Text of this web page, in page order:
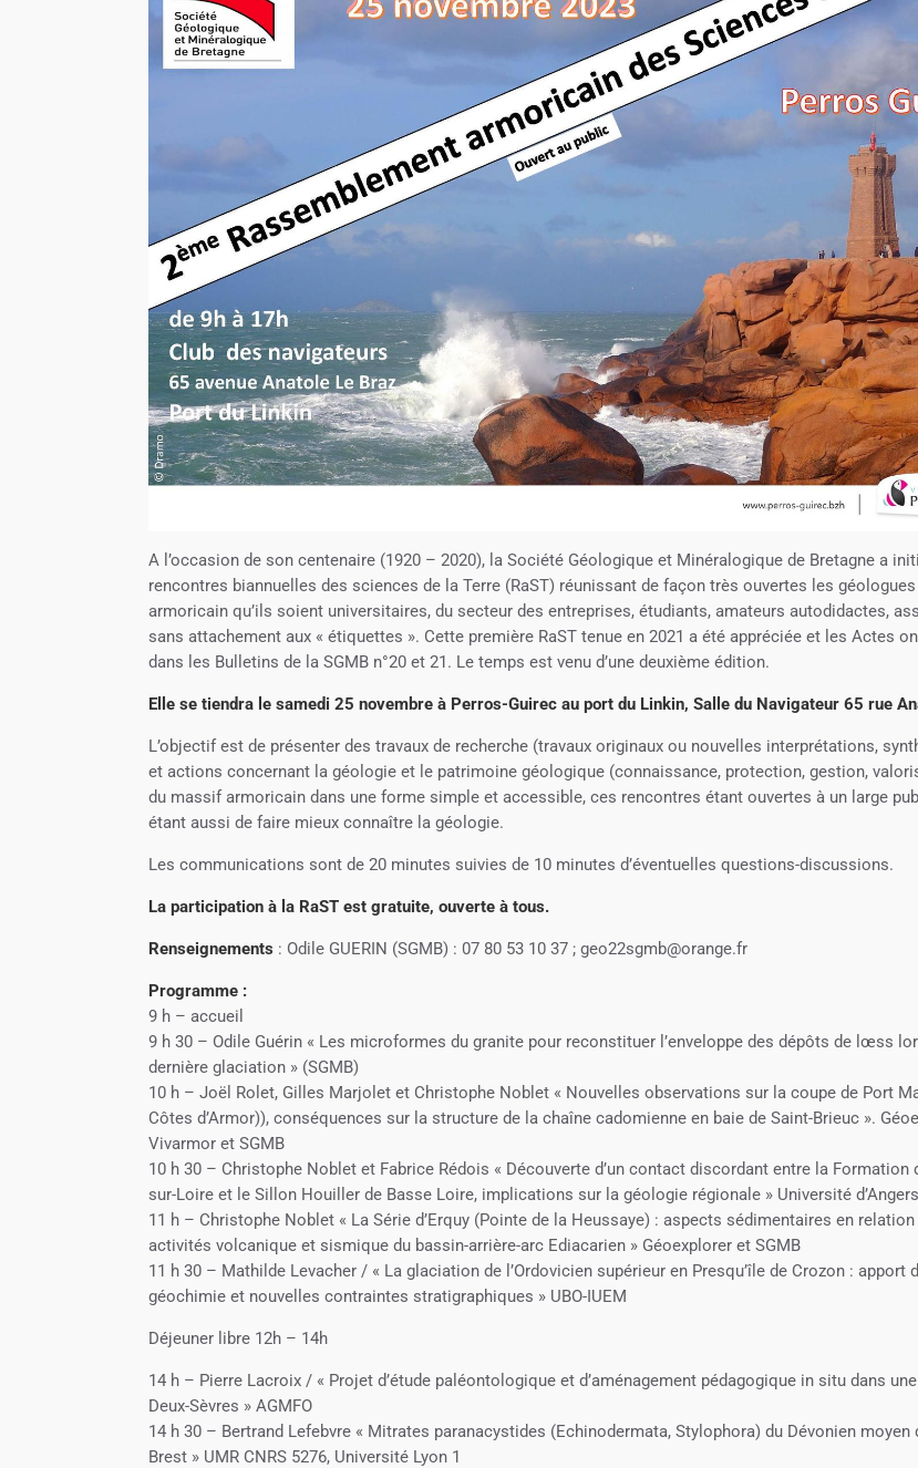
A l’occasion de son centenaire (1920 – 2020), la Société Géologique et Minéralogique de Bretagne a
rencontres biannuelles des sciences de la Terre (RaST) réunissant de façon très ouvertes les
armoricain qu’ils soient universitaires, du secteur des entreprises, étudiants, amateurs autodidactes,
sans attachement aux « étiquettes ». Cette première RaST tenue en 2021 a été appréciée et les Actes
dans les Bulletins de la SGMB n°20 et 21. Le temps est venu d’une deuxième édition.
Elle se tiendra le samedi 25 novembre à Perros-Guirec au port du Linkin, Salle du Navigateur 65 rue
L’objectif est de présenter des travaux de recherche (travaux originaux ou nouvelles interprétations,
et actions concernant la géologie et le patrimoine géologique (connaissance, protection, gestion,
du massif armoricain dans une forme simple et accessible, ces rencontres étant ouvertes à un large
étant aussi de faire mieux connaître la géologie.
Les communications sont de 20 minutes suivies de 10 minutes d’éventuelles questions-discussions.
La participation à la RaST est gratuite, ouverte à tous.
Renseignements : Odile GUERIN (SGMB) : 07 80 53 10 37 ; geo22sgmb@orange.fr
Programme :
9 h – accueil
9 h 30 – Odile Guérin « Les microformes du granite pour reconstituer l’enveloppe des dépôts de lœss
dernière glaciation » (SGMB)
10 h – Joël Rolet, Gilles Marjolet et Christophe Noblet « Nouvelles observations sur la coupe de Port
Côtes d’Armor)), conséquences sur la structure de la chaîne cadomienne en baie de Saint-Brieuc ».
Vivarmor et SGMB
10 h 30 – Christophe Noblet et Fabrice Rédois « Découverte d’un contact discordant entre la Formation
sur-Loire et le Sillon Houiller de Basse Loire, implications sur la géologie régionale » Université d’Angers
11 h – Christophe Noblet « La Série d’Erquy (Pointe de la Heussaye) : aspects sédimentaires en
activités volcanique et sismique du bassin-arrière-arc Ediacarien » Géoexplorer et SGMB
11 h 30 – Mathilde Levacher / « La glaciation de l’Ordovicien supérieur en Presqu’île de Crozon : apport
géochimie et nouvelles contraintes stratigraphiques » UBO-IUEM
Déjeuner libre 12h – 14h
14 h – Pierre Lacroix / « Projet d’étude paléontologique et d’aménagement pédagogique in situ dans
Deux-Sèvres » AGMFO
14 h 30 – Bertrand Lefebvre « Mitrates paranacystides (Echinodermata, Stylophora) du Dévonien moyen
Brest » UMR CNRS 5276, Université Lyon 1